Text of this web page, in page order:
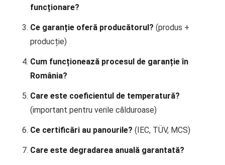
funcționare?
Ce garanție oferă producătorul? (produs +
producție)
Cum funcționează procesul de garanție în
România?
Care este coeficientul de temperatură?
(important pentru verile călduroase)
Ce certificări au panourile? (IEC, TÜV, MCS)
Care este degradarea anuală garantată?